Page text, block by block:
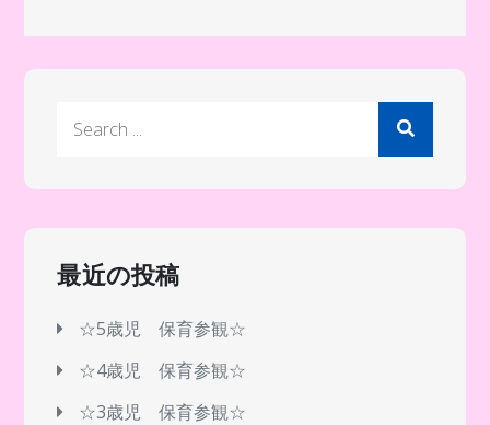
ナ
ゲ
ー
シ
ョ
ン
最近の投稿
☆5歳児 保育参観☆
☆4歳児 保育参観☆
☆3歳児 保育参観☆